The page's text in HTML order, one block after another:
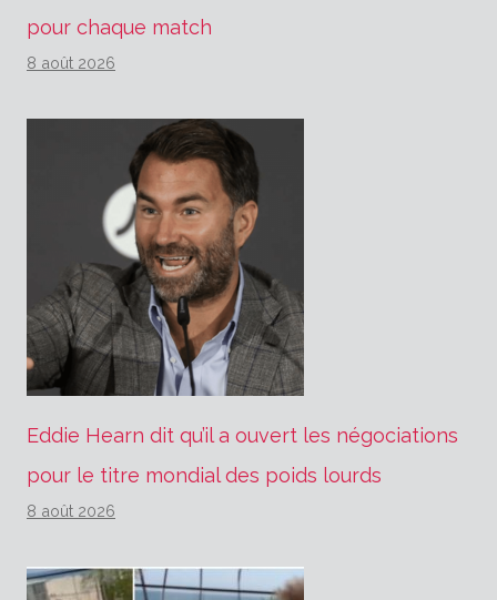
pour chaque match
8 août 2026
Eddie Hearn dit qu’il a ouvert les négociations
pour le titre mondial des poids lourds
8 août 2026